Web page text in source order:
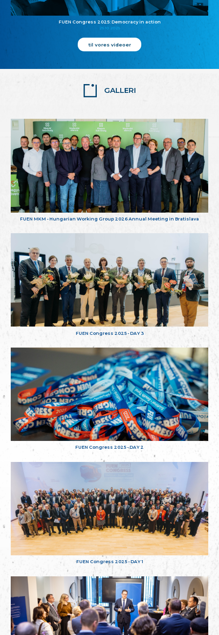
FUEN Congress 2025: Democracy in action
25.10.2025
til vores videoer
GALLERI
FUEN MKM - Hungarian Working Group 2026 Annual Meeting in Bratislava
FUEN Congress 2025 - DAY 3
FUEN Congress 2025 - DAY 2
FUEN Congress 2025 - DAY 1